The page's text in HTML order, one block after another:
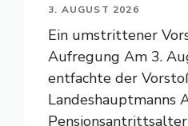
3. AUGUST 2026
Ein umstrittener
Aufregung Am 3.
entfachte der
Landeshauptmanns
Pensionsantrittsalter